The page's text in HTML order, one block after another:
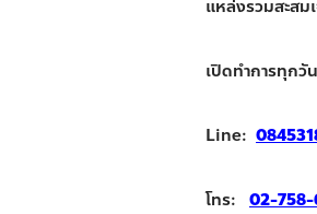
แหล่งรวมสะส
เปิดทำการทุกวั
Line:
โทร: 02-758-